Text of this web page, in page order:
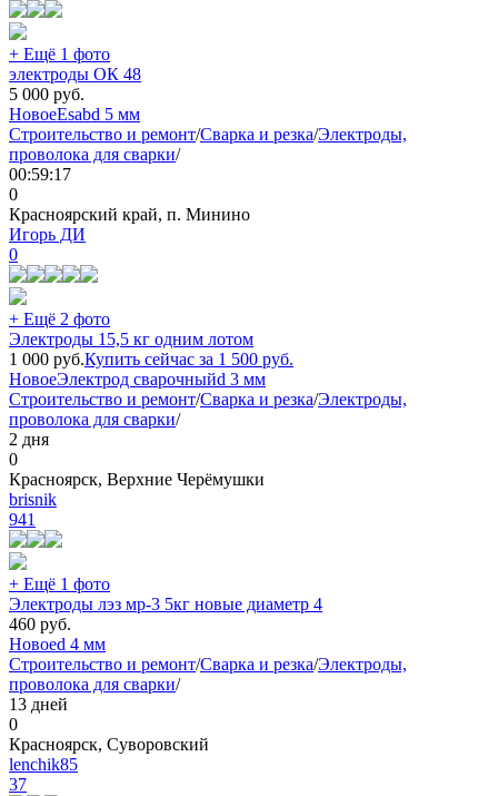
+ Ещё 1 фото
электроды ОК 48
5 000 руб.
НовоеEsabd 5 мм
Строительство и ремонт/Сварка и резка/Электроды,
проволока для сварки/
00:59:17
0
Красноярский край, п. Минино
Игорь ДИ
0
+ Ещё 2 фото
Электроды 15,5 кг одним лотом
1 000 руб.Купить сейчас за 1 500 руб.
НовоеЭлектрод сварочныйd 3 мм
Строительство и ремонт/Сварка и резка/Электроды,
проволока для сварки/
2 дня
0
Красноярск, Верхние Черёмушки
brisnik
941
+ Ещё 1 фото
Электроды лэз мр-3 5кг новые диаметр 4
460 руб.
Новоеd 4 мм
Строительство и ремонт/Сварка и резка/Электроды,
проволока для сварки/
13 дней
0
Красноярск, Суворовский
lenchik85
37